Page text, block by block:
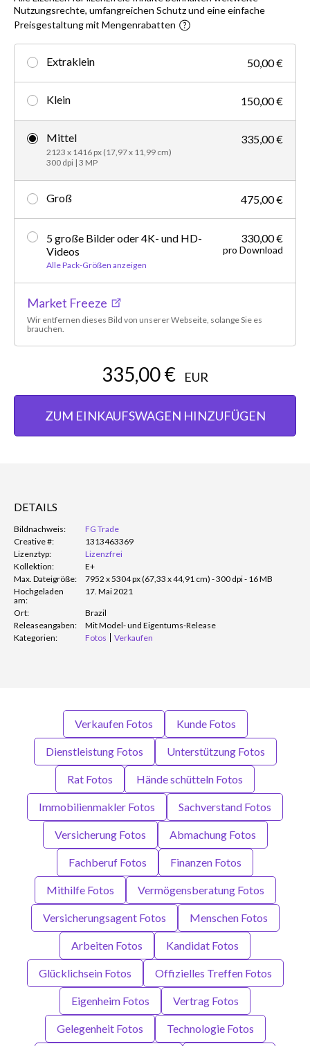
Nutzungsrechte, umfangreichen Schutz und eine einfache
Preisgestaltung mit Mengenrabatten
Extraklein 50,00 €
Klein 150,00 €
Mittel
2123 x 1416 px (17,97 x 11,99 cm)
300 dpi | 3 MP
335,00 €
Groß 475,00 €
5 große Bilder oder 4K- und HD-
Videos
Alle Pack-Größen anzeigen
330,00 €
pro Download
Market Freeze
Wir entfernen dieses Bild von unserer Webseite, solange Sie es
brauchen.
335,00 € EUR
ZUM EINKAUFSWAGEN HINZUFÜGEN
DETAILS
Bildnachweis:
FG Trade
Creative #:
1313463369
Lizenztyp:
Lizenzfrei
Kollektion:
E+
Max. Dateigröße:
7952 x 5304 px (67,33 x 44,91 cm) - 300 dpi - 16 MB
Hochgeladen
am:
17. Mai 2021
Ort:
Brazil
Releaseangaben:
Mit Model- und Eigentums-Release
Kategorien:
Fotos Verkaufen
Verkaufen Fotos Kunde Fotos
Dienstleistung Fotos Unterstützung Fotos
Rat Fotos Hände schütteln Fotos
Immobilienmakler Fotos Sachverstand Fotos
Versicherung Fotos Abmachung Fotos
Fachberuf Fotos Finanzen Fotos
Mithilfe Fotos Vermögensberatung Fotos
Versicherungsagent Fotos Menschen Fotos
Arbeiten Fotos Kandidat Fotos
Glücklichsein Fotos Offizielles Treffen Fotos
Eigenheim Fotos Vertrag Fotos
Gelegenheit Fotos Technologie Fotos